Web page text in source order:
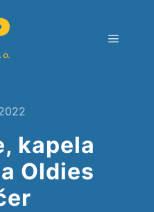
kapela
Oldies